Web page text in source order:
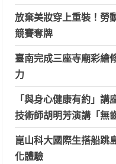
放棄美妝穿上重裝！勞
競賽奪牌
臺南完成三座寺廟彩繪
力
「與身心健康有約」
技術師胡明芳演講「無
崑山科大國際生搭船跳
化體驗